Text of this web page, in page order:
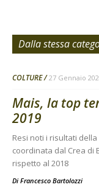
Dalla stessa
COLTURE 27 Gennaio
Mais, la top
2019
Resi noti i risultati
coordinata dal Crea di
rispetto al 2018
Di Francesco Bartolozzi